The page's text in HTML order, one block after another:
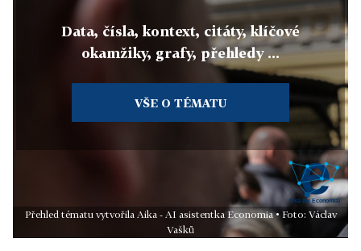
Data, čísla, kontext, citáty, klíčové
okamžiky, grafy, přehledy ...
VŠE O TÉMATU
Přehled tématu vytvořila Aika - AI asistentka Economia • Foto: Václav
Vašků